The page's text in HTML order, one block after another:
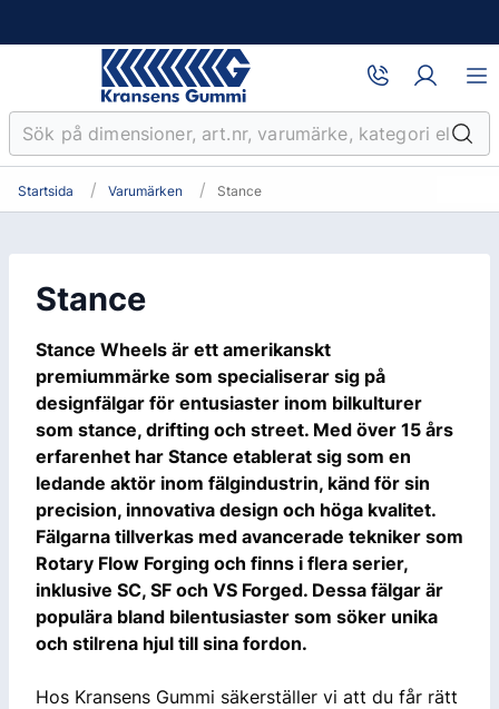
Startsida Varumärken Stance
Stance
Stance Wheels är ett amerikanskt
premiummärke som specialiserar sig på
designfälgar för entusiaster inom bilkulturer
som stance, drifting och street. Med över 15 års
erfarenhet har Stance etablerat sig som en
ledande aktör inom fälgindustrin, känd för sin
precision, innovativa design och höga kvalitet.
Fälgarna tillverkas med avancerade tekniker som
Rotary Flow Forging och finns i flera serier,
inklusive SC, SF och VS Forged. Dessa fälgar är
populära bland bilentusiaster som söker unika
och stilrena hjul till sina fordon.
Hos Kransens Gummi säkerställer vi att du får rätt